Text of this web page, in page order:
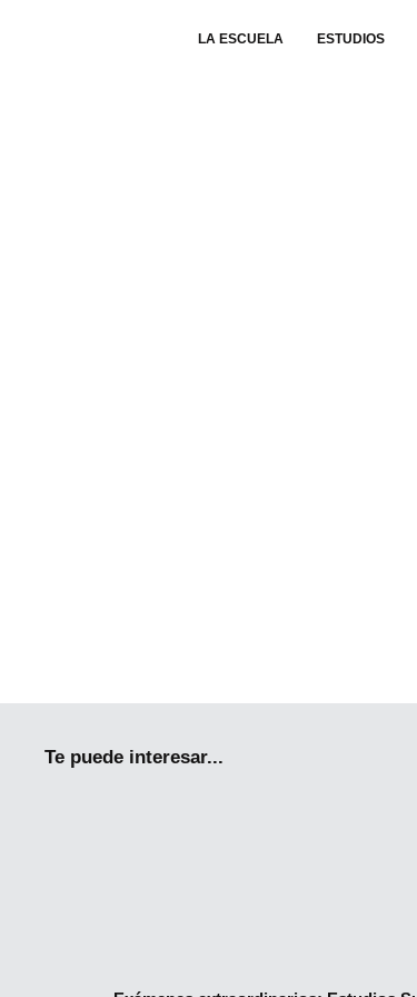
LA ESCUELA ESTUDIOS
Te puede interesar...